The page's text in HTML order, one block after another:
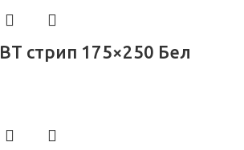
стрип 175×250 Бел